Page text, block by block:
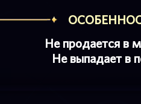
Не продается в
Не выпадает в